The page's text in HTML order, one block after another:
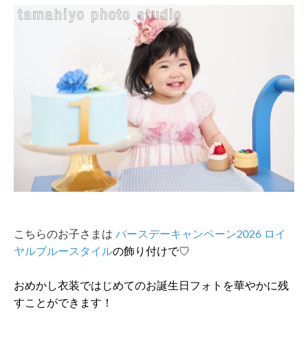
こちらのお子さまは バースデーキャンペーン2026 ロイ
ヤルブルースタイルの飾り付けで♡
おめかし衣装ではじめてのお誕生日フォトを華やかに残
すことができます！